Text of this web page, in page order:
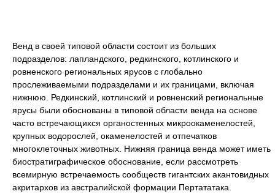
Венд в своей типовой области состоит из больших
подразделов: лапландского, редкинского, котлинского и
ровненского региональных ярусов с глобально
прослеживаемыми подразделами и их границами, включая
нижнюю. Редкинский, котлинский и ровненский региональные
ярусы были обоснованы в типовой области венда на основе
часто встречающихся органостенных микроокаменелостей,
крупных водорослей, окаменелостей и отпечатков
многоклеточных животных. Нижняя граница венда может иметь
биостратиграфическое обоснование, если рассмотреть
всемирную встречаемость сообществ гигантских акантовидных
акритархов из австралийской формации Пертататака.